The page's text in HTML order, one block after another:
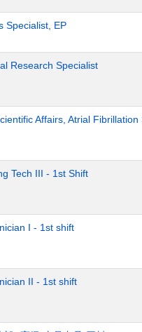
Specialist, EP
Research Specialist
Affairs, Atrial Fibrillation
Tech III - 1st Shift
I - 1st shift
II - 1st shift